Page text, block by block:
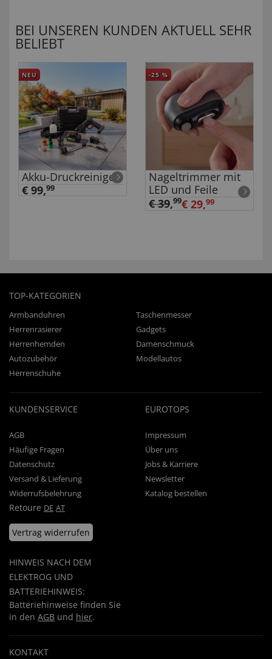
BEI UNSEREN KUNDEN AKTUELL SEHR
BELIEBT
NEU
Akku-Druckreiniger
€ 99,99
-25 %
Nageltrimmer mit
LED und Feile
€ 39,99€ 29,99
TOP-KATEGORIEN
Armbanduhren
Taschenmesser
Herrenrasierer
Gadgets
Herrenhemden
Damenschmuck
Autozubehör
Modellautos
Herrenschuhe
KUNDENSERVICE
AGB
Häufige Fragen
Datenschutz
Versand & Lieferung
Widerrufsbelehrung
Retoure DE AT
Vertrag widerrufen
HINWEIS NACH DEM
ELEKTROG UND
BATTERIEHINWEIS:
Batteriehinweise finden Sie
in den AGB und hier.
EUROTOPS
Impressum
Über uns
Jobs & Karriere
Newsletter
Katalog bestellen
KONTAKT